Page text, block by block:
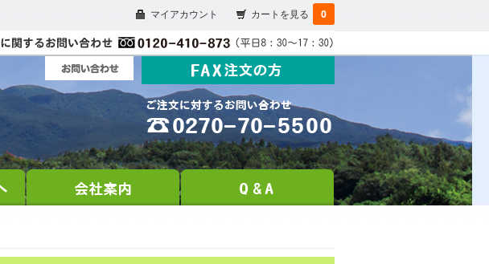
マイアカウント カートを見る 0